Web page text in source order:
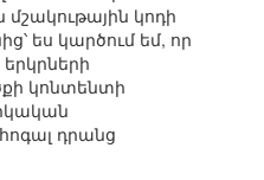
մշակութային կոդի
ես կարծում եմ, որ
կոնտենտի
դրանց